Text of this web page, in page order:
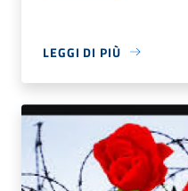
LEGGI DI PIÙ